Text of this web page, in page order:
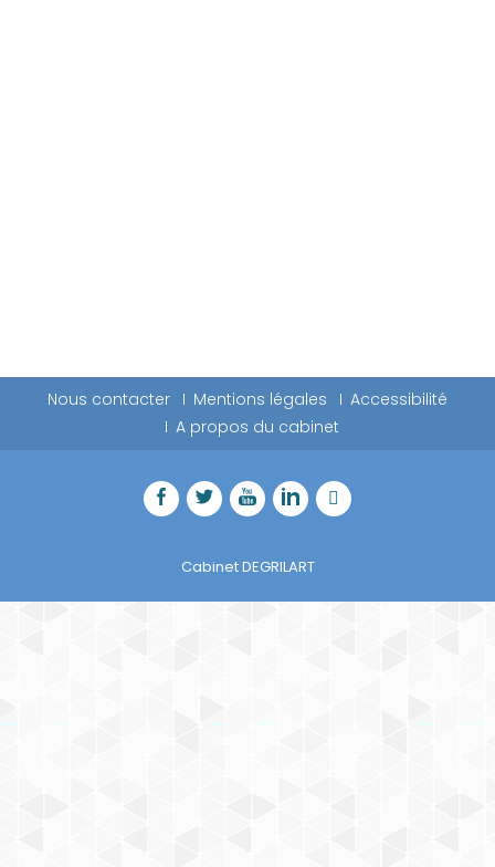
Nous contacter Mentions légales
Accessibilité
A propos du cabinet
Cabinet DEGRILART